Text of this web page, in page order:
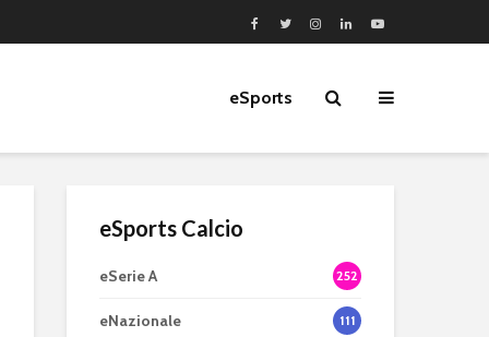
eSports
eSports Calcio
eSerie A 252
eNazionale 111